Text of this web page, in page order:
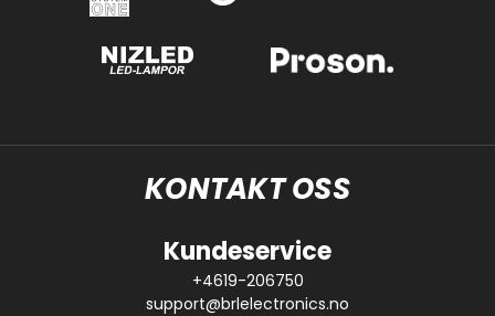
KONTAKT OSS
Kundeservice
+4619-206750
support@brlelectronics.no